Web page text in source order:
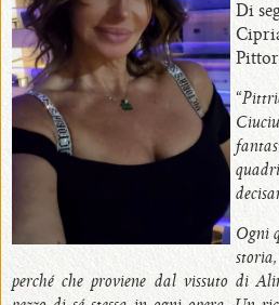
Dipinti
disponibili
originali
Di
“
Ogni
perché che proviene dal vissuto di